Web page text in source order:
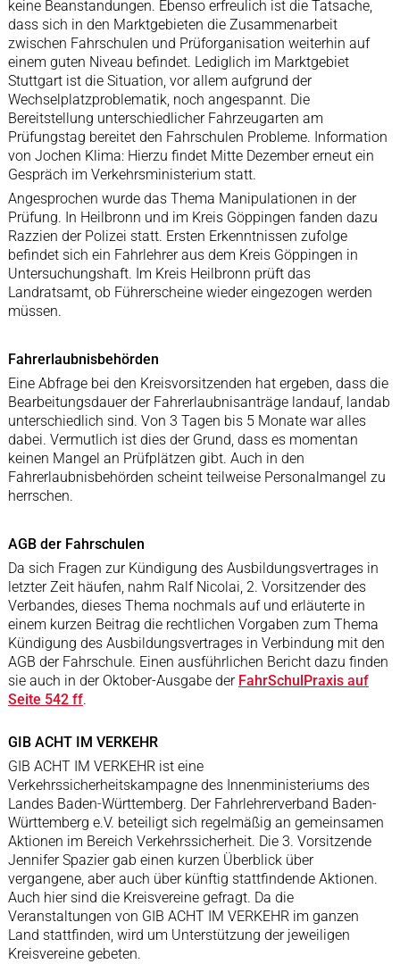
keine Beanstandungen. Ebenso erfreulich ist die Tatsache,
dass sich in den Marktgebieten die Zusammenarbeit
zwischen Fahrschulen und Prüforganisation weiterhin auf
einem guten Niveau befindet. Lediglich im Marktgebiet
Stuttgart ist die Situation, vor allem aufgrund der
Wechselplatzproblematik, noch angespannt. Die
Bereitstellung unterschiedlicher Fahrzeugarten am
Prüfungstag bereitet den Fahrschulen Probleme. Information
von Jochen Klima: Hierzu findet Mitte Dezember erneut ein
Gespräch im Verkehrsministerium statt.
Angesprochen wurde das Thema Manipulationen in der
Prüfung. In Heilbronn und im Kreis Göppingen fanden dazu
Razzien der Polizei statt. Ersten Erkenntnissen zufolge
befindet sich ein Fahrlehrer aus dem Kreis Göppingen in
Untersuchungshaft. Im Kreis Heilbronn prüft das
Landratsamt, ob Führerscheine wieder eingezogen werden
müssen.
Fahrerlaubnisbehörden
Eine Abfrage bei den Kreisvorsitzenden hat ergeben, dass die
Bearbeitungsdauer der Fahrerlaubnisanträge landauf, landab
unterschiedlich sind. Von 3 Tagen bis 5 Monate war alles
dabei. Vermutlich ist dies der Grund, dass es momentan
keinen Mangel an Prüfplätzen gibt. Auch in den
Fahrerlaubnisbehörden scheint teilweise Personalmangel zu
herrschen.
AGB der Fahrschulen
Da sich Fragen zur Kündigung des Ausbildungsvertrages in
letzter Zeit häufen, nahm Ralf Nicolai, 2. Vorsitzender des
Verbandes, dieses Thema nochmals auf und erläuterte in
einem kurzen Beitrag die rechtlichen Vorgaben zum Thema
Kündigung des Ausbildungsvertrages in Verbindung mit den
AGB der Fahrschule. Einen ausführlichen Bericht dazu finden
sie auch in der Oktober-Ausgabe der FahrSchulPraxis auf
Seite 542 ff.
GIB ACHT IM VERKEHR
GIB ACHT IM VERKEHR ist eine
Verkehrssicherheitskampagne des Innenministeriums des
Landes Baden-Württemberg. Der Fahrlehrerverband Baden-
Württemberg e.V. beteiligt sich regelmäßig an gemeinsamen
Aktionen im Bereich Verkehrssicherheit. Die 3. Vorsitzende
Jennifer Spazier gab einen kurzen Überblick über
vergangene, aber auch über künftig stattfindende Aktionen.
Auch hier sind die Kreisvereine gefragt. Da die
Veranstaltungen von GIB ACHT IM VERKEHR im ganzen
Land stattfinden, wird um Unterstützung der jeweiligen
Kreisvereine gebeten.